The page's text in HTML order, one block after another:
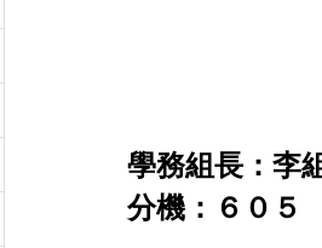
學務組長：
分機：６